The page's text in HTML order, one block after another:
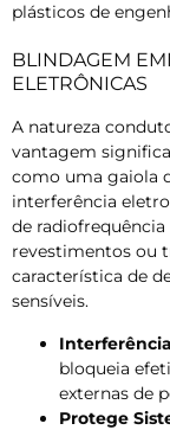
plásticos de
BLINDAGEM
ELETRÔNICAS
A natureza
vantagem
como uma gaiola
interferência
de
revestimentos ou
característica de
sensíveis.
bloqueia
externas de
Protege